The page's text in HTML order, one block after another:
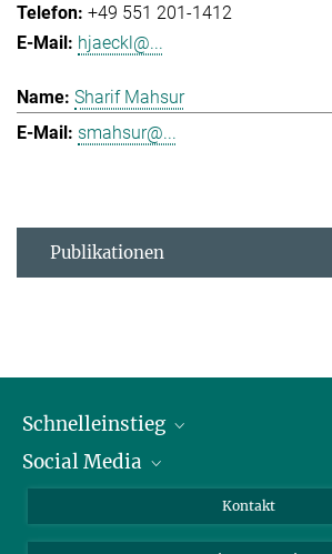
+49 551 201-1412
hjaeckl@...
Sharif Mahsur
smahsur@...
Publikationen
Schnelleinstieg
Alumni
Social Media
Bluesky
Kontakt